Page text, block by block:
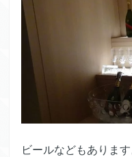
ビールなどもあります